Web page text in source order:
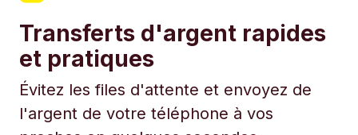
Transferts d'argent rapides
et pratiques
Évitez les files d'attente et envoyez de
l'argent de votre téléphone à vos